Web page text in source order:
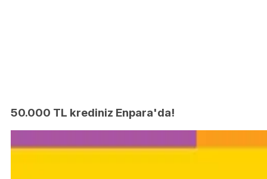
50.000 TL krediniz Enpara'da!